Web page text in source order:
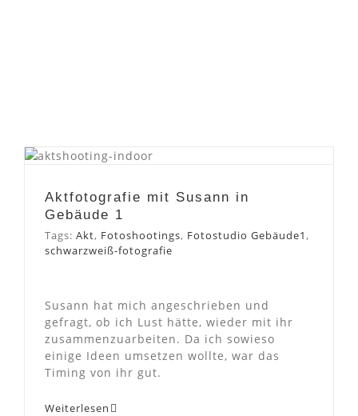
Aktfotografie mit Susann in
Gebäude 1
Tags: Akt, Fotoshootings, Fotostudio Gebäude1,
schwarzweiß-fotografie
Susann hat mich angeschrieben und
gefragt, ob ich Lust hätte, wieder mit ihr
zusammenzuarbeiten. Da ich sowieso
einige Ideen umsetzen wollte, war das
Timing von ihr gut.
Weiterlesen